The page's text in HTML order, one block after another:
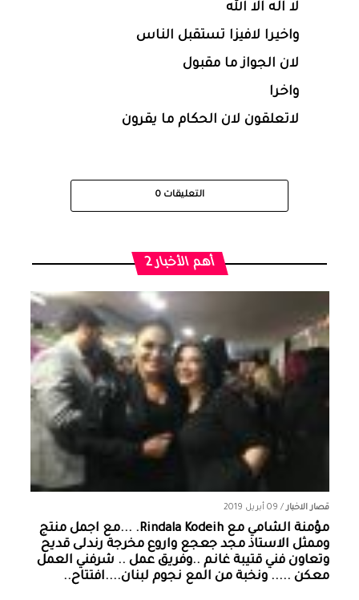
لا اله الا الله
واخيرا لافيزا تستقبل الناس
لان الجواز ما مقبول
واخرا
لاتعلقون لان الحكام ما يقرون
التعليقات 0
أهم الأخبار 2
قصار الاخبار/ 09 أبريل 2019
مؤمنة الشامي‏ مع ‏‎Rindala Kodeih‎‏. ...مع اجمل منتج
وممثل الاستاذ مجد جعجع واروع مخرجة رندلى قديح
وتعاون فني قتيبة غانم ..وفريق عمل .. شرفني العمل
معكن ..... ونخبة من المع نجوم لبنان....افتتاح..